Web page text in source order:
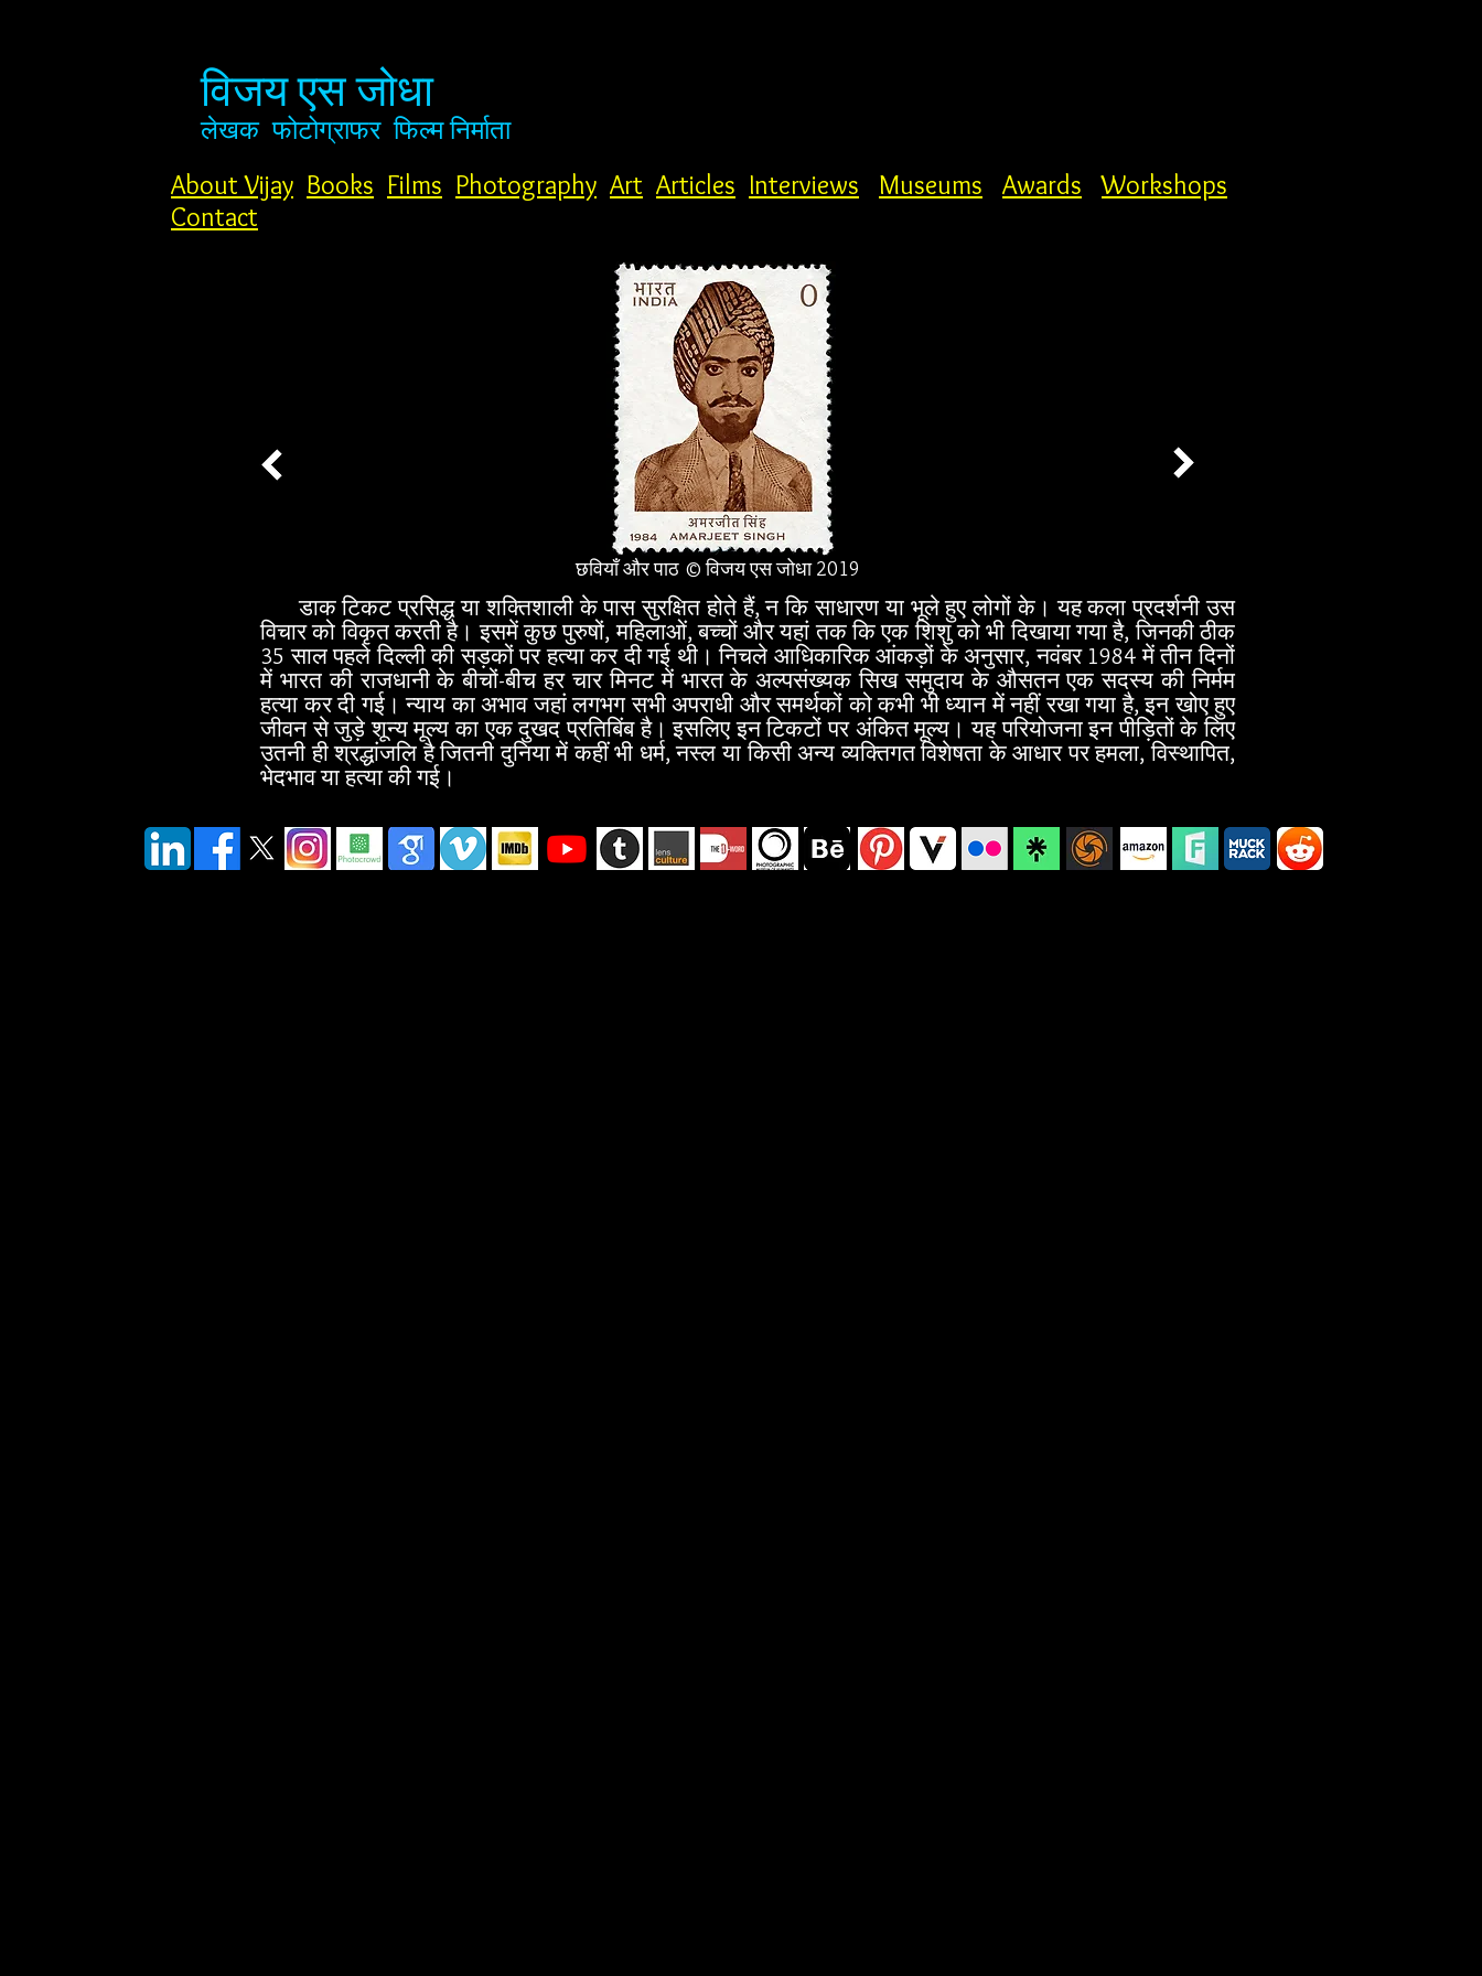
विजय एस जोधा
लेखक फोटोग्राफर फिल्म निर्माता
About Vijay Books Films Photography Art Articles Interviews Museums Awards
Workshops
Contact
छवियाँ और पाठ © विजय एस जोधा 2019
डाक टिकट प्रसिद्ध या शक्तिशाली के पास सुरक्षित होते हैं, न कि साधारण या भूले हुए लोगों के। यह कला प्रदर्शनी उस
विचार को विकृत करती है। इसमें कुछ पुरुषों, महिलाओं, बच्चों और यहां तक कि एक शिशु को भी दिखाया गया है, जिनकी ठीक
35 साल पहले दिल्ली की सड़कों पर हत्या कर दी गई थी। निचले आधिकारिक आंकड़ों के अनुसार, नवंबर 1984 में तीन दिनों
में भारत की राजधानी के बीचों-बीच हर चार मिनट में भारत के अल्पसंख्यक सिख समुदाय के औसतन एक सदस्य की निर्मम
हत्या कर दी गई। न्याय का अभाव जहां लगभग सभी अपराधी और समर्थकों को कभी भी ध्यान में नहीं रखा गया है, इन खोए हुए
जीवन से जुड़े शून्य मूल्य का एक दुखद प्रतिबिंब है। इसलिए इन टिकटों पर अंकित मूल्य। यह परियोजना इन पीड़ितों के लिए
उतनी ही श्रद्धांजलि है जितनी दुनिया में कहीं भी धर्म, नस्ल या किसी अन्य व्यक्तिगत विशेषता के आधार पर हमला, विस्थापित,
भेदभाव या हत्या की गई।